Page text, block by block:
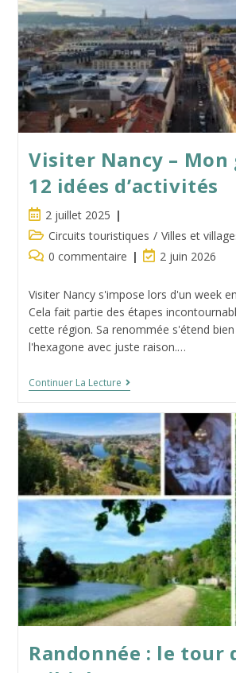
Visiter Nancy – Mon
12 idées d’activités
Publication
publiée :
2 juillet 2025
Post
category:
Circuits touristiques / Villes et
Commentaires
la
publication :
0 commentaire
Dernière
de
publication :
2 juin 2026
Visiter Nancy s'impose lors d'un week
Cela fait partie des étapes
cette région. Sa renommée s'étend
l'hexagone avec juste raison.…
Continuer La LectureVisiter
Nancy
Mon
Guide
En
12
Idées
D’activités
Randonnée : le tour